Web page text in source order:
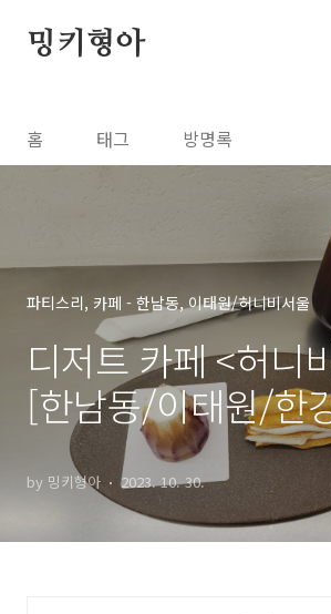
밍키형아
홈 태그 방명록
파티스리, 카페 - 한남동, 이태원/허니비서울
디저트 카페 <허니
[한남동/이태원/한
설산(mont blanc
시즌메뉴
by 밍키형아 2023. 10. 30.